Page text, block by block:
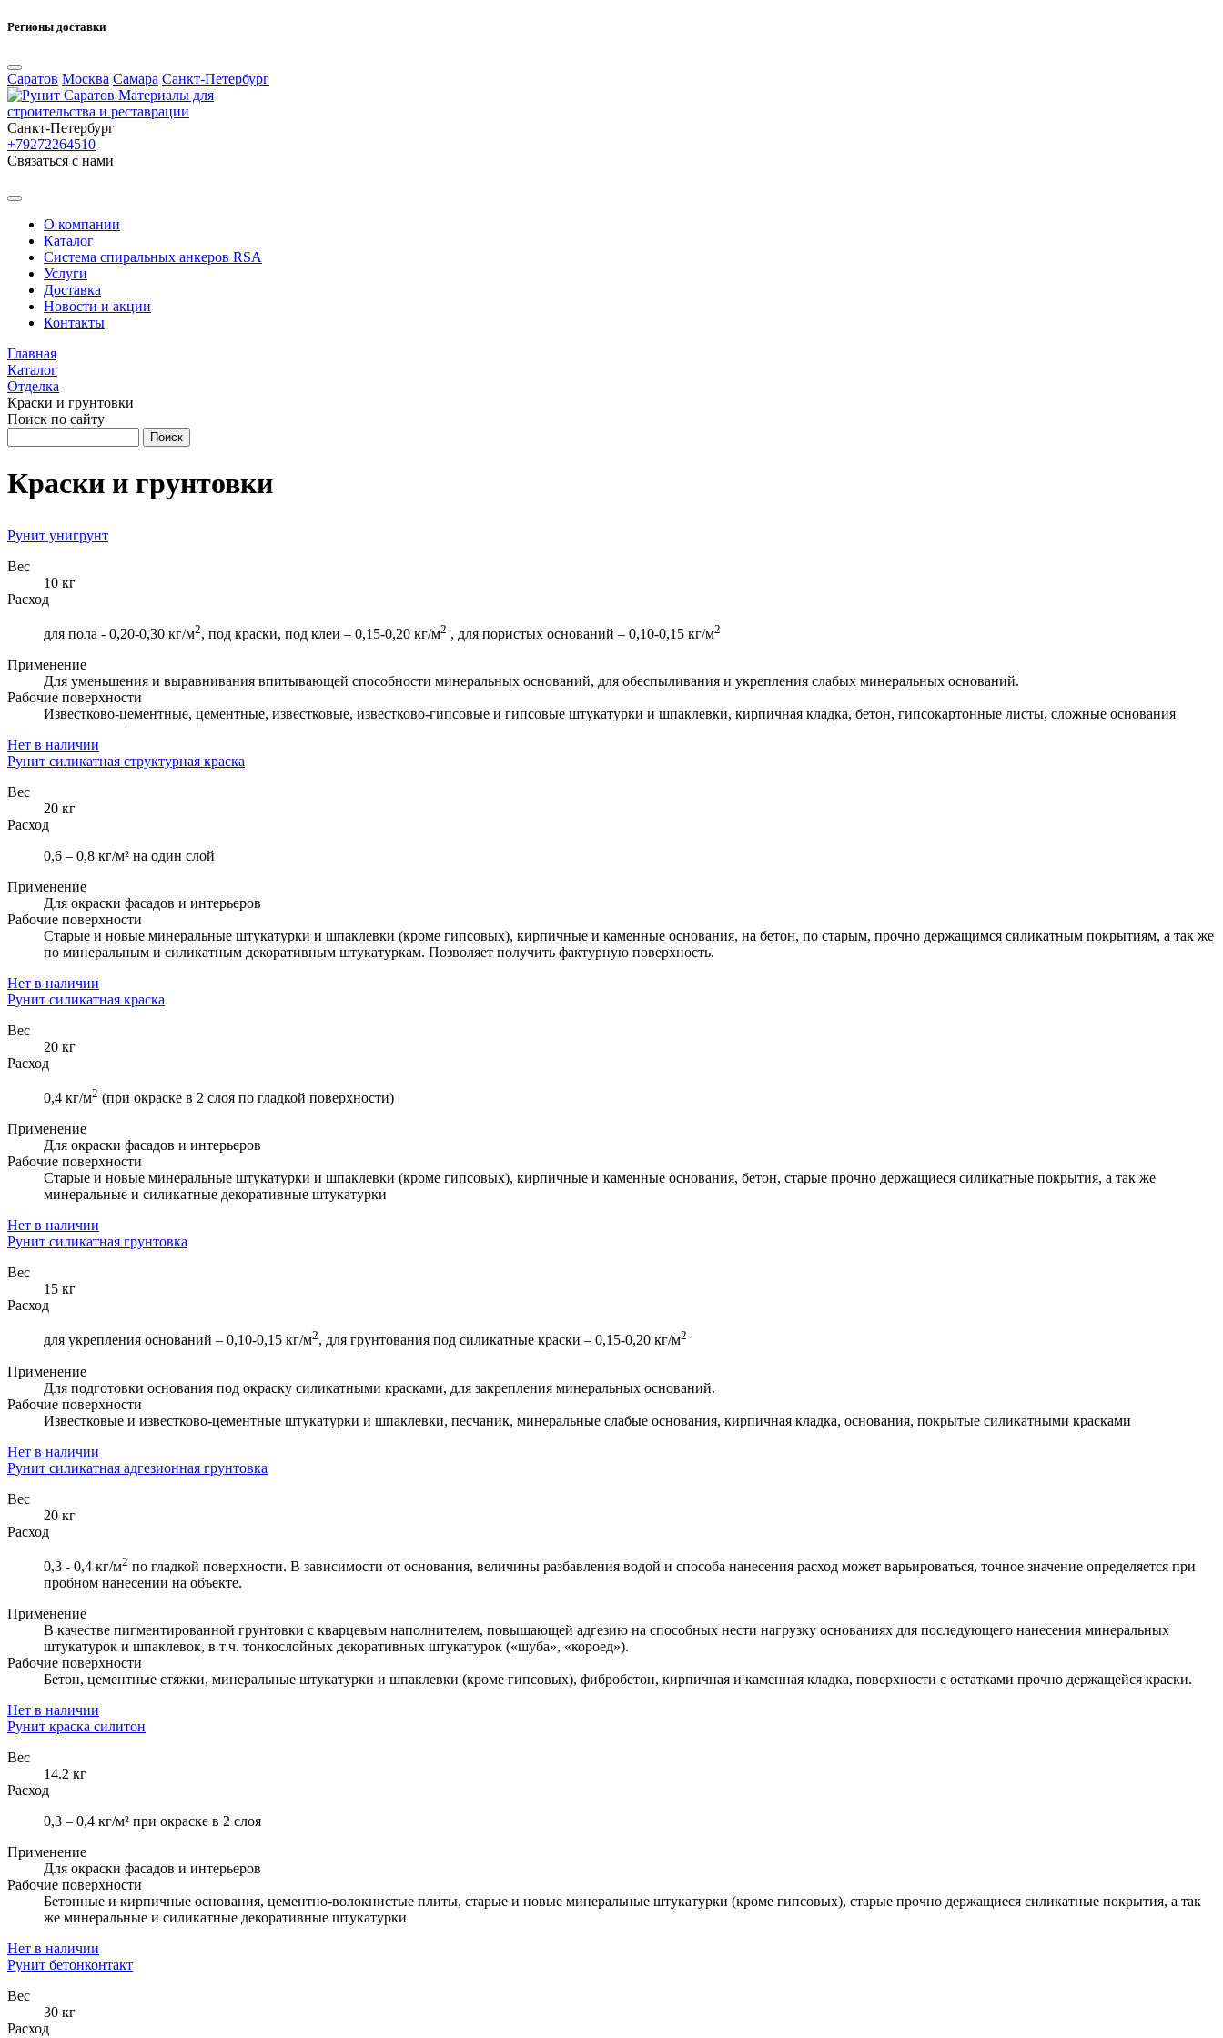
Регионы доставки
Саратов Москва Самара Санкт-Петербург
Материалы для
строительства и реставрации
Санкт-Петербург
+79272264510
Cвязаться с нами
О компании
Каталог
Система спиральных анкеров RSA
Услуги
Доставка
Новости и акции
Контакты
Главная
Каталог
Отделка
Краски и грунтовки
Поиск по сайту
Краски и грунтовки
Рунит унигрунт
Вес
10 кг
Расход
для пола - 0,20-0,30 кг/м2, под краски, под клеи – 0,15-0,20 кг/м2 , для пористых оснований – 0,10-0,15 кг/м2
Применение
Для уменьшения и выравнивания впитывающей способности минеральных оснований, для обеспыливания и укрепления слабых минеральных оснований.
Рабочие поверхности
Известково-цементные, цементные, известковые, известково-гипсовые и гипсовые штукатурки и шпаклевки, кирпичная кладка, бетон, гипсокартонные листы, сложные основания
Нет в наличии
Рунит силикатная структурная краска
Вес
20 кг
Расход
0,6 – 0,8 кг/м² на один слой
Применение
Для окраски фасадов и интерьеров
Рабочие поверхности
Старые и новые минеральные штукатурки и шпаклевки (кроме гипсовых), кирпичные и каменные основания, на бетон, по старым, прочно держащимся силикатным покрытиям, а так же
по минеральным и силикатным декоративным штукатуркам. Позволяет получить фактурную поверхность.
Нет в наличии
Рунит силикатная краска
Вес
20 кг
Расход
0,4 кг/м2 (при окраске в 2 слоя по гладкой поверхности)
Применение
Для окраски фасадов и интерьеров
Рабочие поверхности
Старые и новые минеральные штукатурки и шпаклевки (кроме гипсовых), кирпичные и каменные основания, бетон, старые прочно держащиеся силикатные покрытия, а так же
минеральные и силикатные декоративные штукатурки
Нет в наличии
Рунит силикатная грунтовка
Вес
15 кг
Расход
для укрепления оснований – 0,10-0,15 кг/м2, для грунтования под силикатные краски – 0,15-0,20 кг/м2
Применение
Для подготовки основания под окраску силикатными красками, для закрепления минеральных оснований.
Рабочие поверхности
Известковые и известково-цементные штукатурки и шпаклевки, песчаник, минеральные слабые основания, кирпичная кладка, основания, покрытые силикатными красками
Нет в наличии
Рунит силикатная адгезионная грунтовка
Вес
20 кг
Расход
0,3 - 0,4 кг/м2 по гладкой поверхности. В зависимости от основания, величины разбавления водой и способа нанесения расход может варьироваться, точное значение определяется при
пробном нанесении на объекте.
Применение
В качестве пигментированной грунтовки с кварцевым наполнителем, повышающей адгезию на способных нести нагрузку основаниях для последующего нанесения минеральных
штукатурок и шпаклевок, в т.ч. тонкослойных декоративных штукатурок («шуба», «короед»).
Рабочие поверхности
Бетон, цементные стяжки, минеральные штукатурки и шпаклевки (кроме гипсовых), фибробетон, кирпичная и каменная кладка, поверхности с остатками прочно держащейся краски.
Нет в наличии
Рунит краска силитон
Вес
14.2 кг
Расход
0,3 – 0,4 кг/м² при окраске в 2 слоя
Применение
Для окраски фасадов и интерьеров
Рабочие поверхности
Бетонные и кирпичные основания, цементно-волокнистые плиты, старые и новые минеральные штукатурки (кроме гипсовых), старые прочно держащиеся силикатные покрытия, а так
же минеральные и силикатные декоративные штукатурки
Нет в наличии
Рунит бетонконтакт
Вес
30 кг
Расход